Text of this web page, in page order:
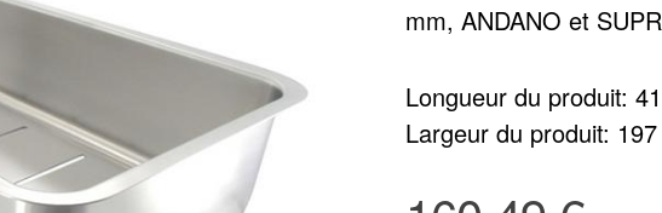
mm, ANDANO et
Longueur du produit:
Largeur du produit: